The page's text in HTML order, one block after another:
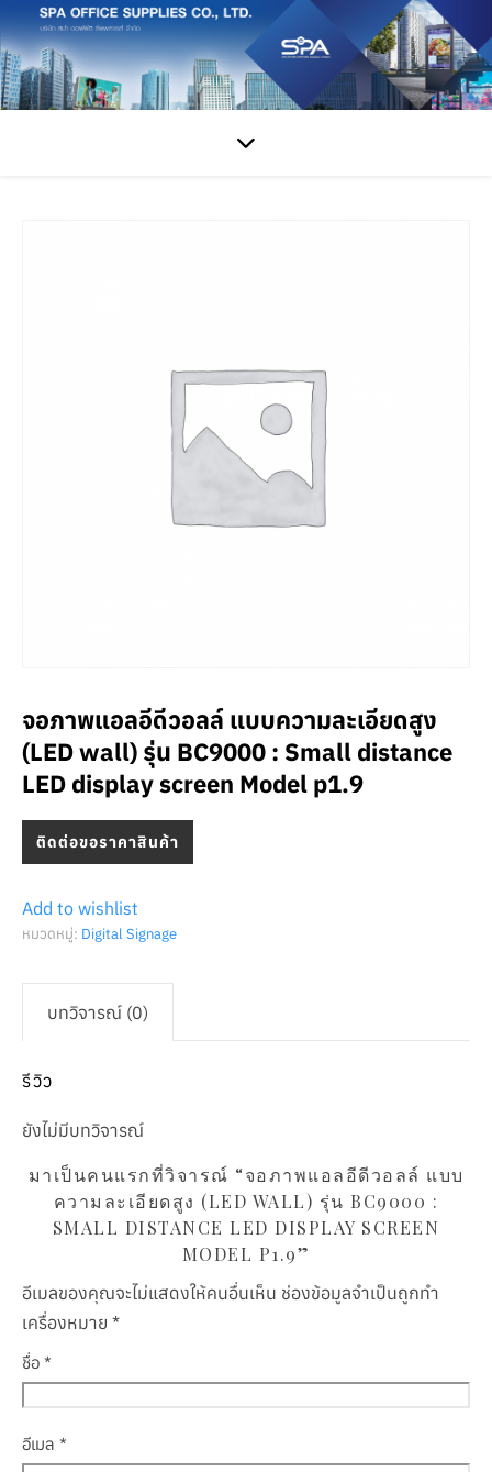
จอภาพแอลอีดีวอลล์ แบบความละเอียดสูง
(LED wall) รุ่น BC9000 : Small distance
LED display screen Model p1.9
ติดต่อขอราคาสินค้า
Add to wishlist
หมวดหมู่: Digital Signage
บทวิจารณ์ (0)
รีวิว
ยังไม่มีบทวิจารณ์
มาเป็นคนแรกที่วิจารณ์ “จอภาพแอลอีดีวอลล์ แบบ
ความละเอียดสูง (LED WALL) รุ่น BC9000 :
SMALL DISTANCE LED DISPLAY SCREEN
MODEL P1.9”
อีเมลของคุณจะไม่แสดงให้คนอื่นเห็น ช่องข้อมูลจำเป็นถูกทำ
เครื่องหมาย *
ชื่อ *
อีเมล *